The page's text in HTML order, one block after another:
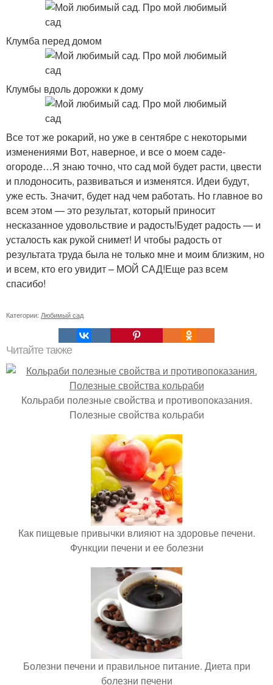
Клумба перед домом
Клумбы вдоль дорожки к дому
Все тот же рокарий, но уже в сентябре с некоторыми
изменениями Вот, наверное, и все о моем саде-
огороде…Я знаю точно, что сад мой будет расти, цвести
и плодоносить, развиваться и изменятся. Идеи будут,
уже есть. Значит, будет над чем работать. Но главное во
всем этом — это результат, который приносит
несказанное удовольствие и радость!Будет радость — и
усталость как рукой снимет! И чтобы радость от
результата труда была не только мне и моим близким, но
и всем, кто его увидит – МОЙ САД!Еще раз всем
спасибо!
Категории: Любимый сад
Читайте также
Кольраби полезные свойства и противопоказания.
Полезные свойства кольраби
Как пищевые привычки влияют на здоровье печени.
Функции печени и ее болезни
Болезни печени и правильное питание. Диета при
болезни печени